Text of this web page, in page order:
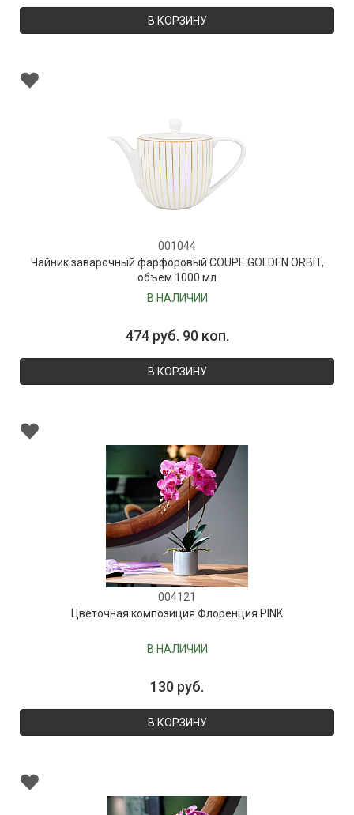
В КОРЗИНУ
001044
Чайник заварочный фарфоровый COUPE GOLDEN ORBIT,
объем 1000 мл
В НАЛИЧИИ
474 руб. 90 коп.
В КОРЗИНУ
004121
Цветочная композиция Флоренция PINK
В НАЛИЧИИ
130 руб.
В КОРЗИНУ